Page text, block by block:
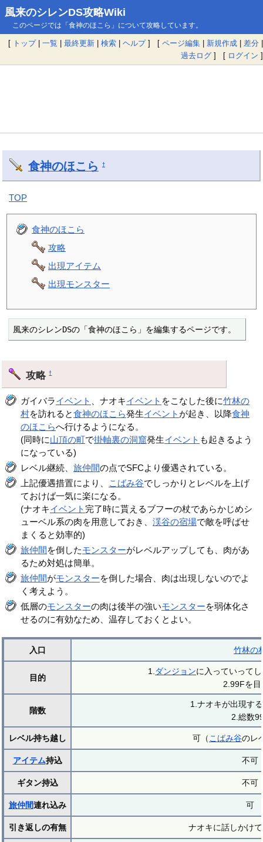
風来のシレンDS攻略Wiki
このページでは「食神のほこら」について攻略しています。
[ トップ| 一覧 | 最終更新 | 検索 | ヘルプ] [ ページ編集 | 新規作成 | 差分 |
過去ログ ] [ ログイン ]
食神のほこら †
TOP
食神のほこら
攻略
出現アイテム
出現モンスター
風来のシレンDSの「食神のほこら」を編集するページです。
攻略†
ガイバライベント 、ナオキイベント をこなした後に竹林の
村を訪れると食神のほこら発生イベント が起き、以降食神
のほこらへ行けるようになる。
(同時に山頂の町で掛軸裏の洞窟発生イベント も起きるよう
になっている)
レベル継続、旅仲間の点でSFCより優遇されている。
上記優遇措置により、
こばみ谷でしっかりとレベルを上げ
ておけば一気に楽になる。
(ナオキイベント 完了時に貰えるブフーの杖であらかじめシ
ューベル系の肉を用意しておき、渓谷の宿場で敵を呼ばせ
まくると効率的)
旅仲間を倒したモンスターがレベルアップしても、肉があ
るため対処は簡単。
旅仲間がモンスターを倒した場合、肉は出現しないのでよ
く考えよう。
低層のモンスターの肉は後半の強いモンスターを弱体化さ
せるのに有効なため、温存しておくとよい。
入口 竹林の
目的
1. ダンジョンに入っていって
2.99Fを目
階数
1.ナオキが出現す
2.総数
レベル持ち越し 可（ こばみ谷のレ
アイテム持込 不可
ギタン持込 不可
旅仲間連れ込み 可
引き返しの有無 ナオキに話しかけ